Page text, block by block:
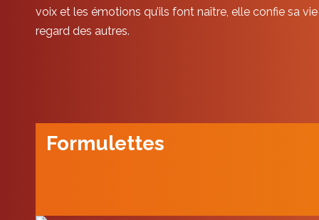
voix et les émotions qu’ils font naître, elle confie sa
regard des autres.
Formulettes